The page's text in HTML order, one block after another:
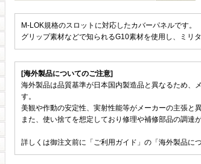
M-LOK規格のスロットに対応したカバーパネルです。
グリップ素材などで知られるG10素材を使用し、ミリ
[海外製品についてのご注意]
海外製品は品質基準が日本国内製造品と異なるため、
す。
美観や作動の安定性、実射性能等がメーカーの主張と
また、使い捨てを想定しており修理や補修部品の調達
詳しくは御注文前に「ご利用ガイド」の「海外製品に